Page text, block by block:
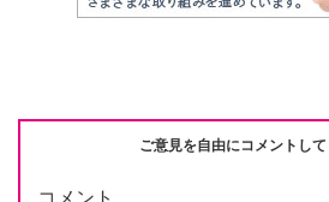
ご意見を自由にコメントして